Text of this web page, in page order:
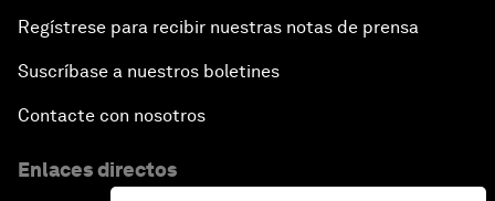
Regístrese para recibir nuestras notas de prensa
Suscríbase a nuestros boletines
Contacte con nosotros
Enlaces directos